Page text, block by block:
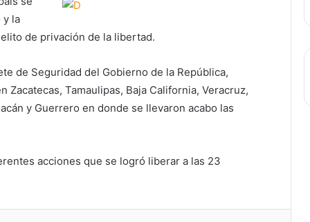
y la
de privación de la libertad.
de Seguridad del Gobierno de la República,
Zacatecas, Tamaulipas, Baja California, Veracruz,
y Guerrero en donde se llevaron acabo las
acciones que se logró liberar a las 23